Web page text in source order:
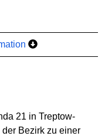
21 in Treptow-
Bezirk zu einer